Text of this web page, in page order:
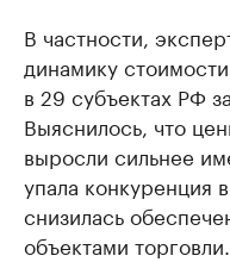
В частности,
динамику
в 29 субъектах РФ
Выяснилось, что
выросли сильнее
упала конкуренция
снизилась
объектами торговли.